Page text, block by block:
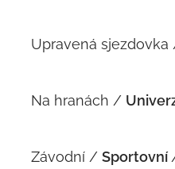
Upravená sjezdovka
Na hranách /
Závodní /Sportovní